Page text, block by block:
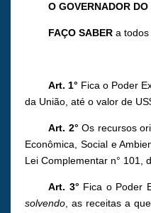
O GOVERNADOR
FAÇO SABER a
Art. 1° Fica o Poder
da União, até o valor de
Art. 2°Os recursos
Econômica, Social e
Lei Complementar n° 101,
Art. 3° Fica o Poder
solvendo, as receitas a